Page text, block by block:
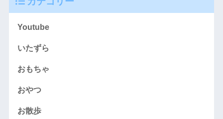
Youtube
いたずら
おもちゃ
おやつ
お散歩